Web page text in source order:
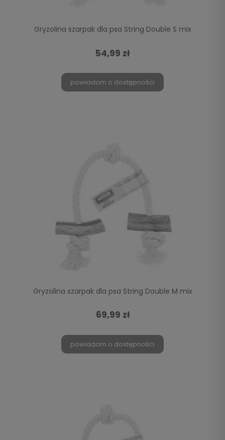
Gryzolina szarpak dla psa String Double S mix
54,99 zł
powiadom o dostępności
Gryzolina szarpak dla psa String Double M mix
69,99 zł
powiadom o dostępności